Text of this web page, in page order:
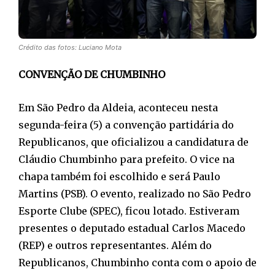
Crédito das fotos: Luciano Mota
CONVENÇÃO DE CHUMBINHO
Em São Pedro da Aldeia, aconteceu nesta
segunda-feira (5) a convenção partidária do
Republicanos, que oficializou a candidatura de
Cláudio Chumbinho para prefeito. O vice na
chapa também foi escolhido e será Paulo
Martins (PSB). O evento, realizado no São Pedro
Esporte Clube (SPEC), ficou lotado. Estiveram
presentes o deputado estadual Carlos Macedo
(REP) e outros representantes. Além do
Republicanos, Chumbinho conta com o apoio de